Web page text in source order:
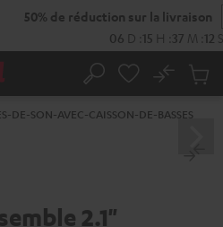
Rechercher
No
du
DE-SON-AVEC-CAISSON-DE-BASSES
2.1"